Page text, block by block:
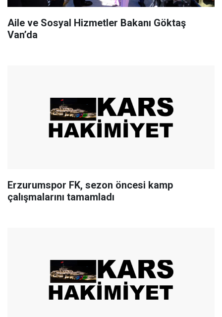
Aile ve Sosyal Hizmetler Bakanı Göktaş
Van’da
Erzurumspor FK, sezon öncesi kamp
çalışmalarını tamamladı